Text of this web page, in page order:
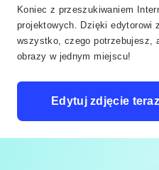
Koniec z przeszukiwaniem
projektowych. Dzięki edytorowi
wszystko, czego potrzebujesz,
obrazy w jednym miejscu!
Edytuj zdjęcie teraz